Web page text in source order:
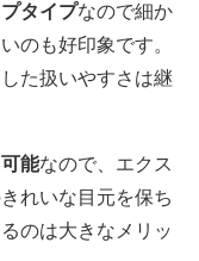
タイプなので細か
のも好印象です。
た扱いやすさは継
能なので、エクス
れいな目元を保ち
のは大きなメリッ